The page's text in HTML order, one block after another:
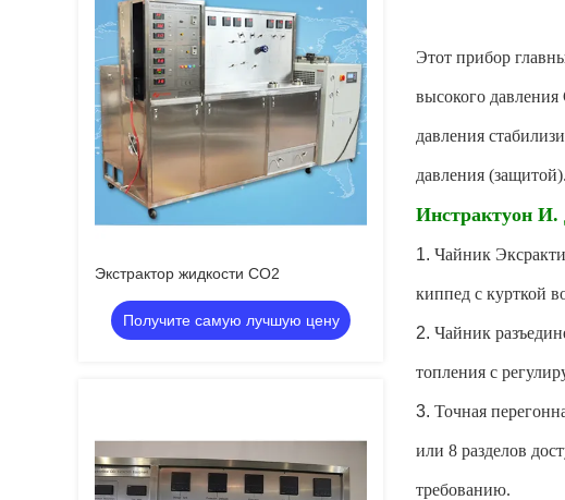
Экстрактор жидкости СО2
Получите самую лучшую цену
Этот прибор
высокого
давления
давления (защитой).
Инстрактуон И.
1. Чайник
киппед с курткой
2. Чайник
топления с
3. Точная
или 8 разделов
требованию.